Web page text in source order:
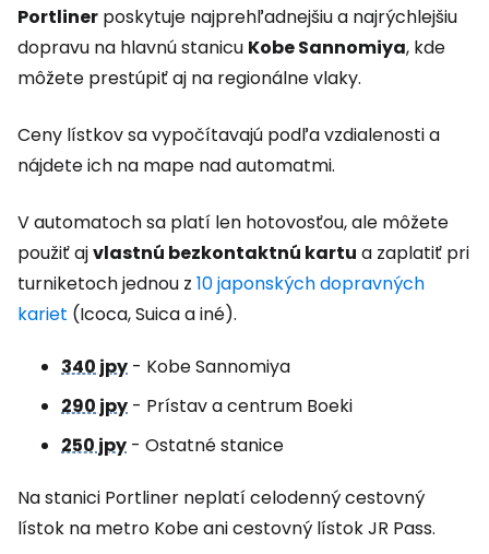
Portliner poskytuje najprehľadnejšiu a najrýchlejšiu
dopravu na hlavnú stanicu Kobe Sannomiya, kde
môžete prestúpiť aj na regionálne vlaky.
Ceny lístkov sa vypočítavajú podľa vzdialenosti a
nájdete ich na mape nad automatmi.
V automatoch sa platí len hotovosťou, ale môžete
použiť ajvlastnú bezkontaktnú kartu a zaplatiť pri
turniketoch jednou z 10 japonských dopravných
kariet (Icoca, Suica a iné).
340 jpy - Kobe Sannomiya
290 jpy - Prístav a centrum Boeki
250 jpy - Ostatné stanice
Na stanici Portliner neplatí celodenný cestovný
lístok na metro Kobe ani cestovný lístok JR Pass.